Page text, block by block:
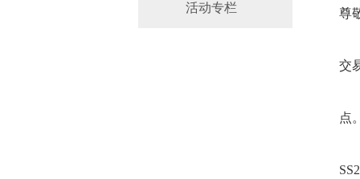
活动专栏 尊
交
点。
SS2